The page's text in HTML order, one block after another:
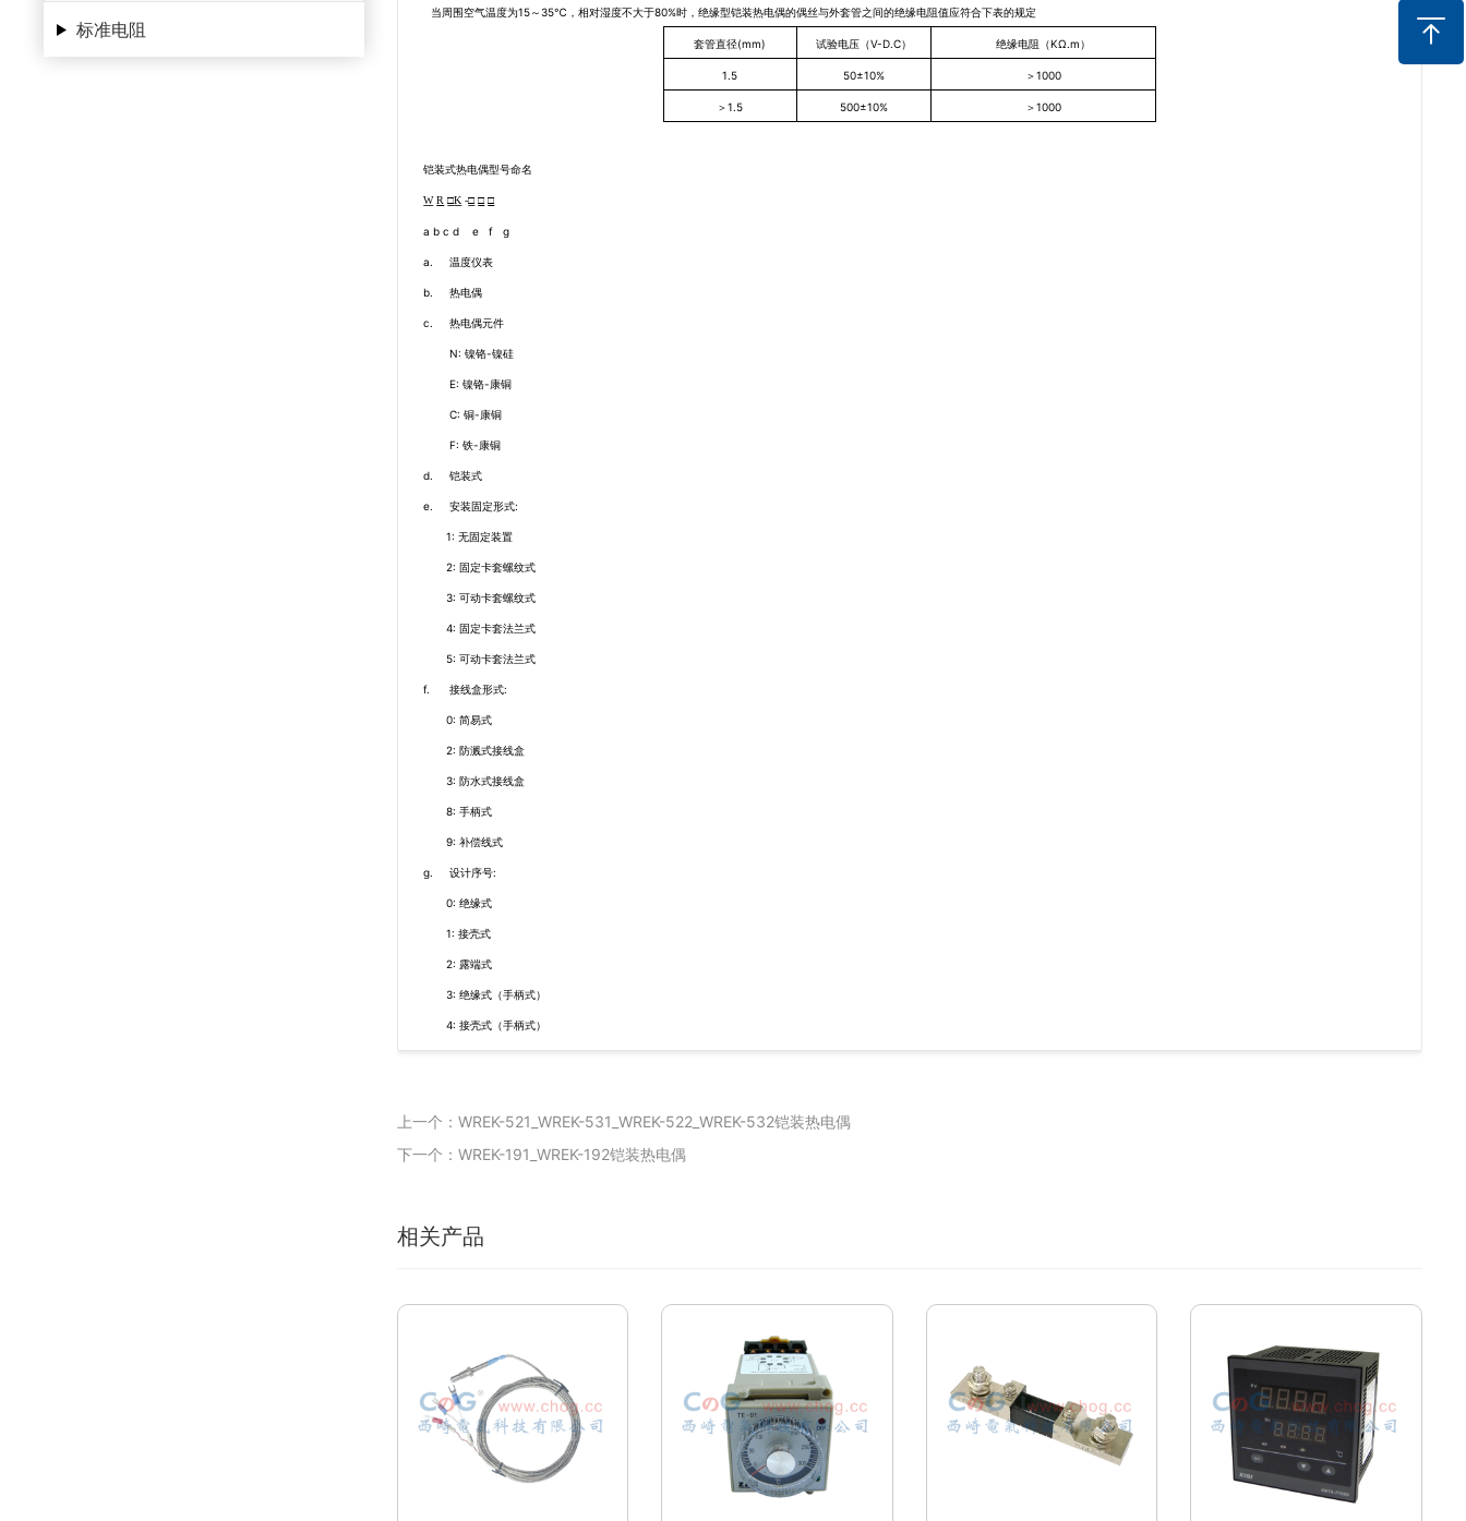
标准电阻
当周围空气温度为15～35℃，相对湿度不大于80%时，绝缘型铠装热电偶的偶丝与外套管之间的绝缘电阻值应符合下表的规定
套管直径(mm) 试验电压（V-D.C） 绝缘电阻（KΩ.m）
1.5 50±10% ＞1000
＞1.5 500±10% ＞1000
铠装式热电偶型号命名
W R □K -□ □ □
a b c d e f g
a.温度仪表
b.热电偶
c.热电偶元件
N:镍铬-镍硅
E:镍铬-康铜
C:铜-康铜
F:铁-康铜
d.铠装式
e.安装固定形式:
1:无固定装置
2:固定卡套螺纹式
3:可动卡套螺纹式
4:固定卡套法兰式
5:可动卡套法兰式
f.接线盒形式:
0:简易式
2:防溅式接线盒
3:防水式接线盒
8:手柄式
9:补偿线式
g.设计序号:
0:绝缘式
1:接壳式
2:露端式
3:绝缘式（手柄式）
4:接壳式（手柄式）
上一个：WREK-521_WREK-531_WREK-522_WREK-532铠装热电偶
下一个：WREK-191_WREK-192铠装热电偶
相关产品